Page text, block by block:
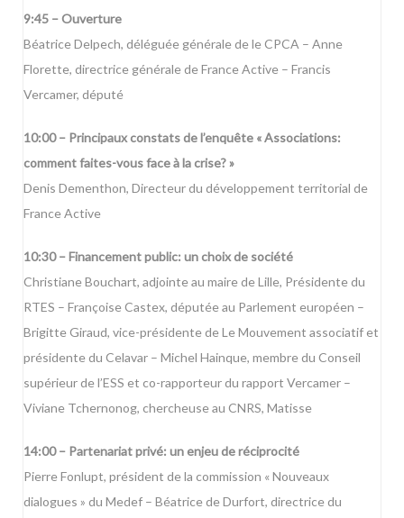
9:45 – Ouverture
Béatrice Delpech, déléguée générale de le CPCA – Anne
Florette, directrice générale de France Active – Francis
Vercamer, député
10:00 – Principaux constats de l’enquête « Associations:
comment faites-vous face à la crise? »
Denis Dementhon, Directeur du développement territorial de
France Active
10:30 – Financement public: un choix de société
Christiane Bouchart, adjointe au maire de Lille, Présidente du
RTES – Françoise Castex, députée au Parlement européen –
Brigitte Giraud, vice-présidente de Le Mouvement associatif et
présidente du Celavar – Michel Hainque, membre du Conseil
supérieur de l’ESS et co-rapporteur du rapport Vercamer –
Viviane Tchernonog, chercheuse au CNRS, Matisse
14:00 – Partenariat privé: un enjeu de réciprocité
Pierre Fonlupt, président de la commission « Nouveaux
dialogues » du Medef – Béatrice de Durfort, directrice du